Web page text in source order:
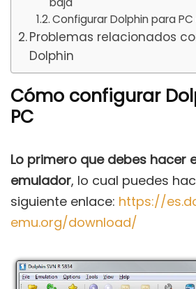
Configurar Dolphin para
Problemas relacionados
Dolphin
Cómo configurar
PC
Lo primero que debes hacer
emulador, lo cual puedes
siguiente enlace: https://
emu.org/download/